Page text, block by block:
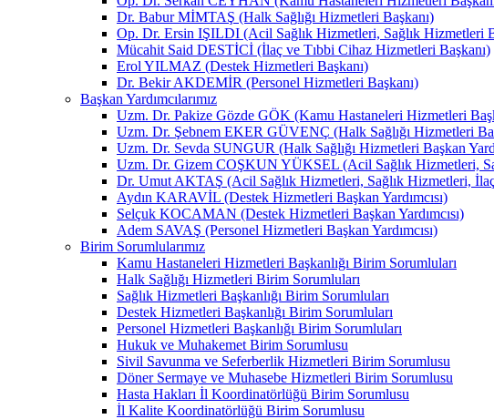
Dr. Babur MİMTAŞ (Halk Sağlığı Hizmetleri Başkanı)
Op. Dr. Ersin IŞILDI (Acil Sağlık Hizmetleri, Sağlık Hizmetleri
Mücahit Said DESTİCİ (İlaç ve Tıbbi Cihaz Hizmetleri Başkanı)
Erol YILMAZ (Destek Hizmetleri Başkanı)
Dr. Bekir AKDEMİR (Personel Hizmetleri Başkanı)
Başkan Yardımcılarımız
Uzm. Dr. Pakize Gözde GÖK (Kamu Hastaneleri Hizmetleri
Uzm. Dr. Şebnem EKER GÜVENÇ (Halk Sağlığı Hizmetleri
Uzm. Dr. Sevda SUNGUR (Halk Sağlığı Hizmetleri Başkan
Uzm. Dr. Gizem COŞKUN YÜKSEL (Acil Sağlık Hizmetleri,
Dr. Umut AKTAŞ (Acil Sağlık Hizmetleri, Sağlık Hizmetleri, İlaç
Aydın KARAVİL (Destek Hizmetleri Başkan Yardımcısı)
Selçuk KOCAMAN (Destek Hizmetleri Başkan Yardımcısı)
Adem SAVAŞ (Personel Hizmetleri Başkan Yardımcısı)
Birim Sorumlularımız
Kamu Hastaneleri Hizmetleri Başkanlığı Birim Sorumluları
Halk Sağlığı Hizmetleri Birim Sorumluları
Sağlık Hizmetleri Başkanlığı Birim Sorumluları
Destek Hizmetleri Başkanlığı Birim Sorumluları
Personel Hizmetleri Başkanlığı Birim Sorumluları
Hukuk ve Muhakemet Birim Sorumlusu
Sivil Savunma ve Seferberlik Hizmetleri Birim Sorumlusu
Döner Sermaye ve Muhasebe Hizmetleri Birim Sorumlusu
Hasta Hakları İl Koordinatörlüğü Birim Sorumlusu
İl Kalite Koordinatörlüğü Birim Sorumlusu